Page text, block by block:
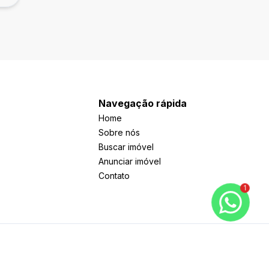
Navegação rápida
Home
Sobre nós
Buscar imóvel
Anunciar imóvel
Contato
1